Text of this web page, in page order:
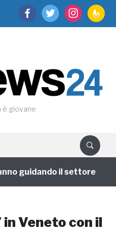
facebooktwitter instagram
è giovane
guidando il settore
Veneto con il